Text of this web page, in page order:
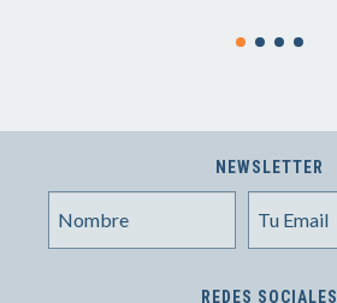
NEWSLETTER
REDES SOCIALES